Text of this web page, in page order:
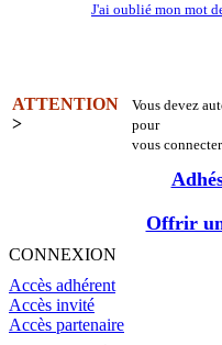
J'ai oublié mon mot
ATTENTION
>
Vous devez
pour
vous
Offrir
CONNEXION
Accès adhérent
Accès invité
Accès partenaire